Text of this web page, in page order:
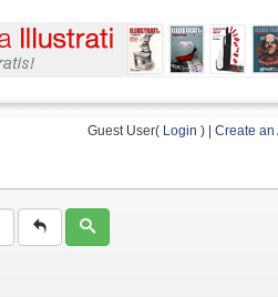
Guest User( Login ) | Create an